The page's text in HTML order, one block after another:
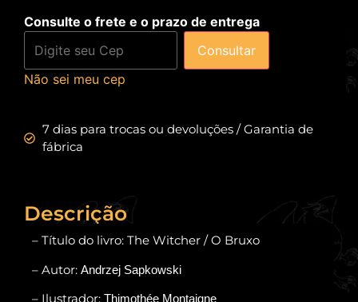
Consulte o frete e o prazo de entrega
Consultar
Não sei meu cep
7 dias para trocas ou devoluções / Garantia de
fábrica
Descrição
– Título do livro: The Witcher / O Bruxo
– Autor: Andrzej Sapkowski
– Ilustrador: Thimothée Montaigne